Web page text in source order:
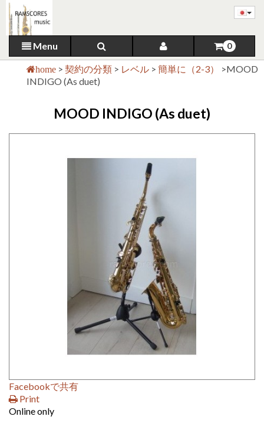
Menu 0
home > 契約の分類 > レベル > 簡単に（2-3） >MOOD
INDIGO (As duet)
MOOD INDIGO (As duet)
Facebookで共有
Print
Online only